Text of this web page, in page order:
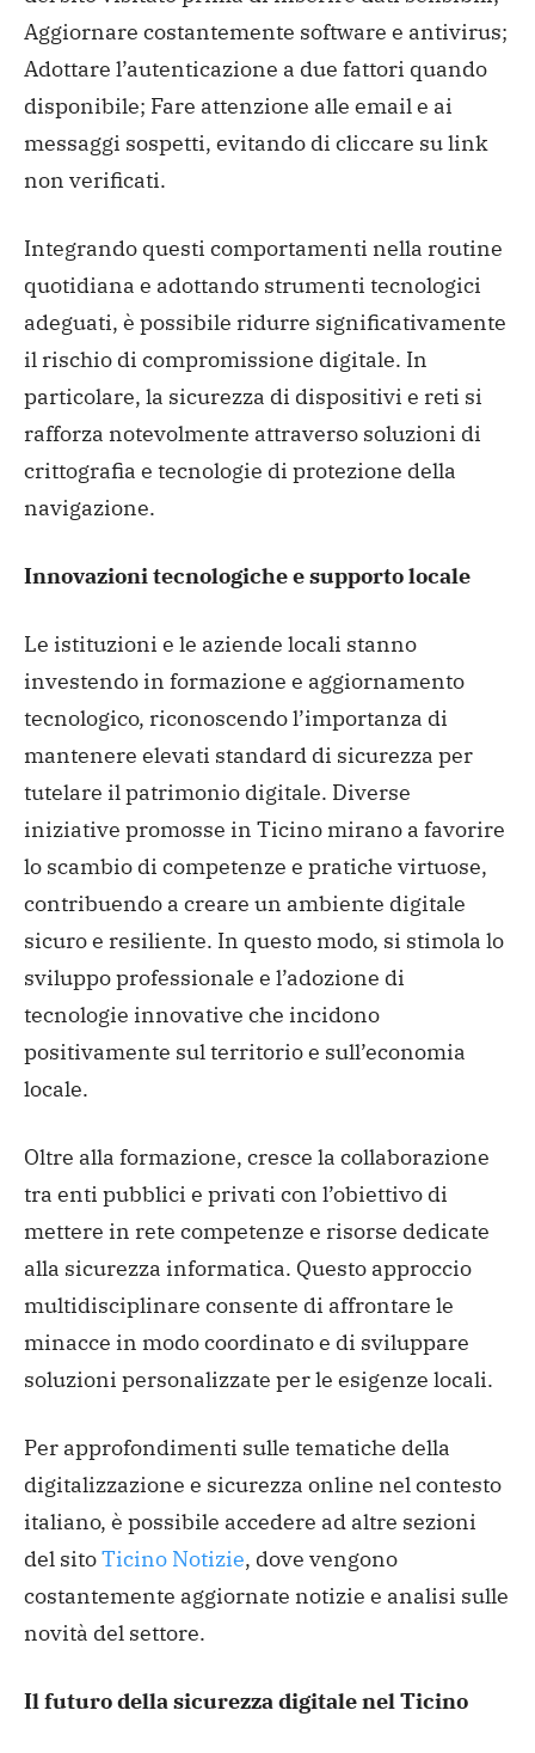
Aggiornare costantemente software e antivirus;
Adottare l’autenticazione a due fattori quando
disponibile; Fare attenzione alle email e ai
messaggi sospetti, evitando di cliccare su link
non verificati.
Integrando questi comportamenti nella routine
quotidiana e adottando strumenti tecnologici
adeguati, è possibile ridurre significativamente
il rischio di compromissione digitale. In
particolare, la sicurezza di dispositivi e reti si
rafforza notevolmente attraverso soluzioni di
crittografia e tecnologie di protezione della
navigazione.
Innovazioni tecnologiche e supporto locale
Le istituzioni e le aziende locali stanno
investendo in formazione e aggiornamento
tecnologico, riconoscendo l’importanza di
mantenere elevati standard di sicurezza per
tutelare il patrimonio digitale. Diverse
iniziative promosse in Ticino mirano a favorire
lo scambio di competenze e pratiche virtuose,
contribuendo a creare un ambiente digitale
sicuro e resiliente. In questo modo, si stimola lo
sviluppo professionale e l’adozione di
tecnologie innovative che incidono
positivamente sul territorio e sull’economia
locale.
Oltre alla formazione, cresce la collaborazione
tra enti pubblici e privati con l’obiettivo di
mettere in rete competenze e risorse dedicate
alla sicurezza informatica. Questo approccio
multidisciplinare consente di affrontare le
minacce in modo coordinato e di sviluppare
soluzioni personalizzate per le esigenze locali.
Per approfondimenti sulle tematiche della
digitalizzazione e sicurezza online nel contesto
italiano, è possibile accedere ad altre sezioni
del sitoTicino Notizie, dove vengono
costantemente aggiornate notizie e analisi sulle
novità del settore.
Il futuro della sicurezza digitale nel Ticino